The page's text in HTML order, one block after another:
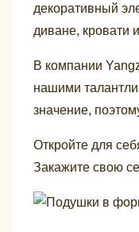
декоративный
диване, кровати
В компании
нашими
значение,
Откройте для
Закажите свою